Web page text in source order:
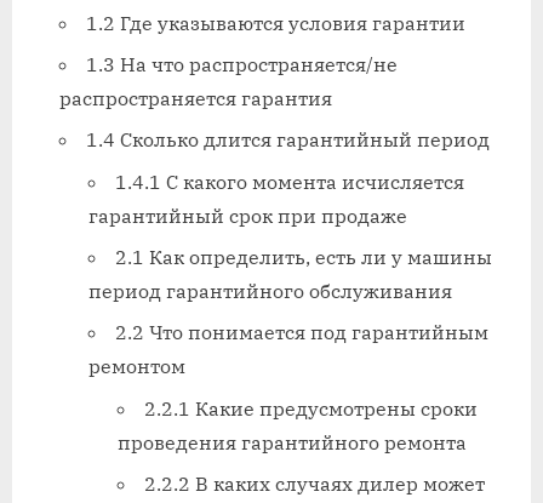
1.2 Где указываются условия гарантии
1.3 На что распространяется/не
распространяется гарантия
1.4 Сколько длится гарантийный период
1.4.1 С какого момента исчисляется
гарантийный срок при продаже
2.1 Как определить, есть ли у машины
период гарантийного обслуживания
2.2 Что понимается под гарантийным
ремонтом
2.2.1 Какие предусмотрены сроки
проведения гарантийного ремонта
2.2.2 В каких случаях дилер может